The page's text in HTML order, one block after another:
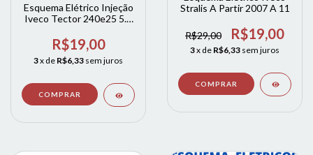
Esquema Elétrico Injeção
Iveco Tector 240e25 5.9
R$19,00
3x de R$6,33 sem juros
Stralis A Partir 2007 A 11
R$29,00 R$19,00
3x de R$6,33 sem juros